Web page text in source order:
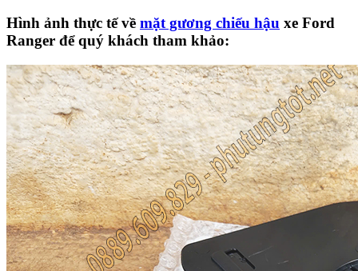
Hình ảnh thực tế về mặt gương chiếu hậu xe Ford
Ranger để quý khách tham khảo: